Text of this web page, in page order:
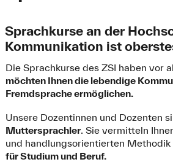
Sprachkurse an der
Kommunikation ist
Die Sprachkurse des ZSI haben vor
möchten Ihnen die lebendige
Fremdsprache ermöglichen.
Unsere Dozentinnen und Dozenten
Muttersprachler. Sie vermitteln
und handlungsorientierten Methodik
für Studium und Beruf.